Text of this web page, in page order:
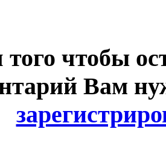
чтобы
Вам